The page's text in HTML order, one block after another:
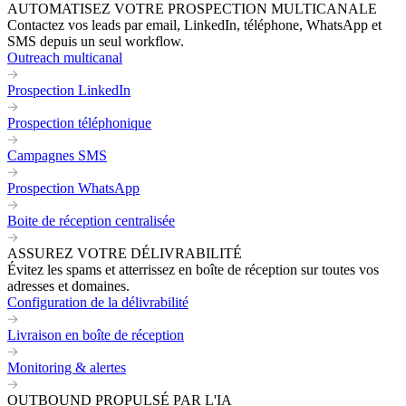
AUTOMATISEZ VOTRE PROSPECTION MULTICANALE
Contactez vos leads par email, LinkedIn, téléphone, WhatsApp et
SMS depuis un seul workflow.
Outreach multicanal
Prospection LinkedIn
Prospection téléphonique
Campagnes SMS
Prospection WhatsApp
Boite de réception centralisée
ASSUREZ VOTRE DÉLIVRABILITÉ
Évitez les spams et atterrissez en boîte de réception sur toutes vos
adresses et domaines.
Configuration de la délivrabilité
Livraison en boîte de réception
Monitoring & alertes
OUTBOUND PROPULSÉ PAR L'IA